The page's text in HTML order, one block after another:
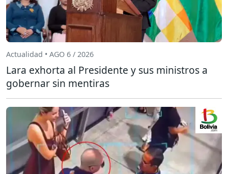
Actualidad • AGO 6 / 2026
Lara exhorta al Presidente y sus ministros a
gobernar sin mentiras